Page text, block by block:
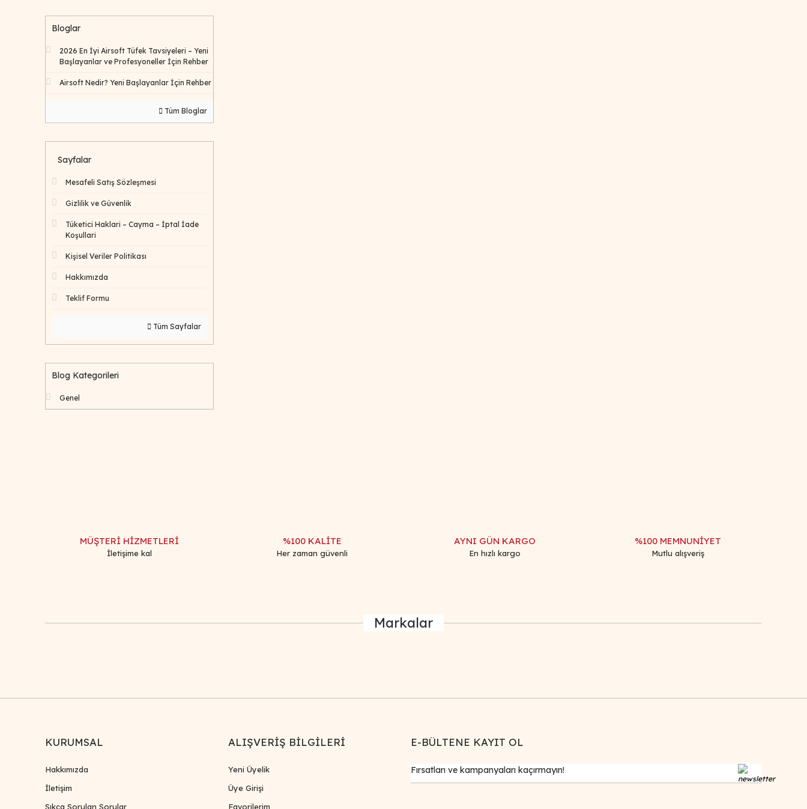
Bloglar
2026 En İyi Airsoft Tüfek Tavsiyeleri – Yeni
Başlayanlar ve Profesyoneller İçin Rehber
Airsoft Nedir? Yeni Başlayanlar İçin Rehber
Tüm Bloglar
Sayfalar
Mesafeli Satış Sözleşmesi
Gizlilik ve Güvenlik
Tüketici Haklari – Cayma – İptal İade
Koşullari
Kişisel Veriler Politikası
Hakkımızda
Teklif Formu
Tüm Sayfalar
Blog Kategorileri
Genel
MÜŞTERİ HİZMETLERİ
İletişime kal
%100 KALİTE
Her zaman güvenli
AYNI GÜN KARGO
En hızlı kargo
%100 MEMNUNİYET
Mutlu alışveriş
Markalar
KURUMSAL
Hakkımızda
İletişim
Sıkça Sorulan Sorular
ALIŞVERİŞ BİLGİLERİ
Yeni Üyelik
Üye Girişi
Favorilerim
E-BÜLTENE KAYIT OL